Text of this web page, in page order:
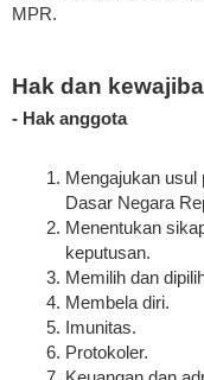
MPR.
Hak dan
- Hak anggota
Mengajukan usul
Dasar Negara
Menentukan
keputusan.
Memilih dan
Membela diri.
Imunitas.
Protokoler.